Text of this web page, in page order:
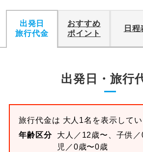
出発日
旅行代金
おすすめ
ポイント
日程
出発日・旅行
旅行代金は 大人1名を表示してい
年齢区分
大人／12歳〜、子供
児／0歳〜0歳